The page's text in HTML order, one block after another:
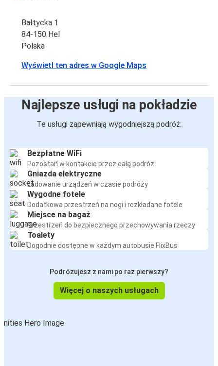
Bałtycka 1
84-150 Hel
Polska
Wyświetl ten adres w Google Maps
Najlepsze usługi na pokładzie
Te usługi zapewniają wygodniejszą podróż:
Bezpłatne WiFi
Pozostań w kontakcie przez całą podróż
Gniazda elektryczne
Ładowanie urządzeń w czasie podróży
Wygodne fotele
Dodatkowa przestrzeń na nogi i rozkładane fotele
Miejsce na bagaż
Przestrzeń do bezpiecznego przechowywania rzeczy
Toalety
Dogodnie dostępne w każdym autobusie FlixBus
Podróżujesz z nami po raz pierwszy?
Więcej o naszych usługach